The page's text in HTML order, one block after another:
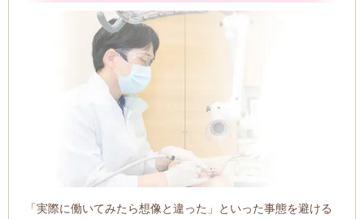
「実際に働いてみたら想像と違った」といった事態を避ける